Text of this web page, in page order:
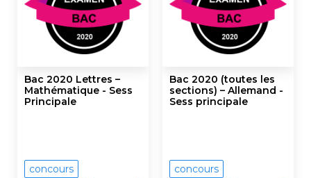
Bac 2020 Lettres –
Mathématique - Sess
Principale
concours
Bac 2020 (toutes les
sections) – Allemand -
Sess principale
concours